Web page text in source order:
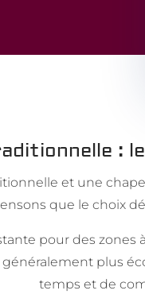
:
et une
que le choix
pour des zones
plus
temps et de